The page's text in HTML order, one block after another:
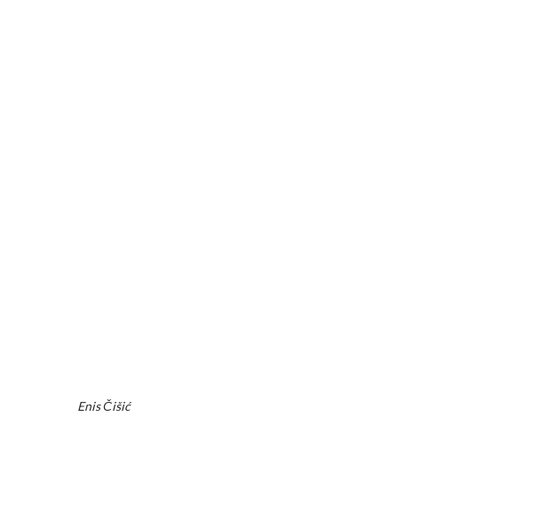
Enis Čišić